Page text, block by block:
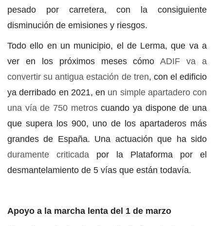
pesado por carretera, con la consiguiente
disminución de emisiones y riesgos.
Todo ello en un municipio, el de Lerma, que va a
ver en los próximos meses cómoADIF va a
convertir su antigua estación de tren, con el edificio
ya derribado en 2021, en un simple apartadero con
una vía de 750 metroscuando ya dispone de una
que supera los 900, uno de los apartaderos más
grandes de España. Una actuación que ha sido
duramente criticada por la Plataforma por el
desmantelamiento de 5 vías que están todavía.
Apoyo a la marcha lenta del 1 de marzo